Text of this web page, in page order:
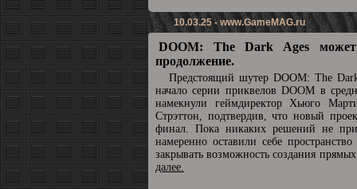
10.03.25 -www.GameMAG.ru
DOOM: The Dark Ages может
продолжение.
Предстоящий шутер DOOM: The
начало серии приквелов DOOM в
намекнули геймдиректор Хьюго
Стрэттон, подтвердив, что новый
финал. Пока никаких решений не
намеренно оставили себе
закрывать возможность создания
далее.